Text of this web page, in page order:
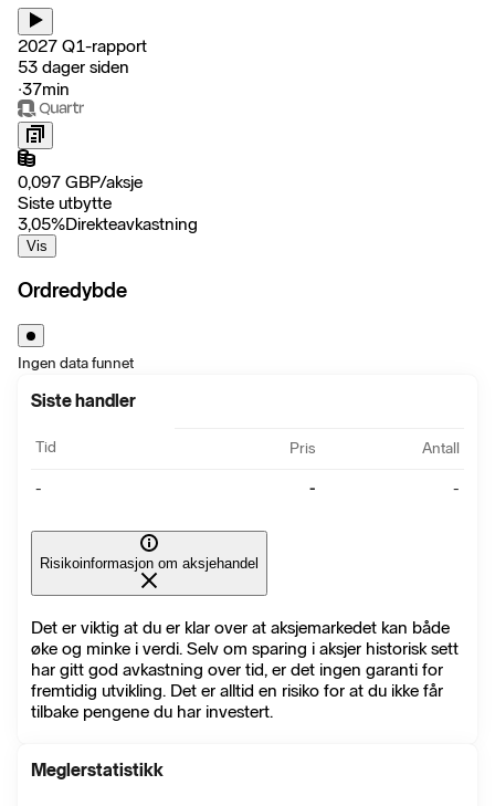
2027 Q1-rapport
53 dager siden
‧37min
0,097 GBP/aksje
Siste utbytte
3,05%Direkteavkastning
Vis
Ordredybde
Ingen data funnet
Siste handler
Tid Pris Antall
- - -
Risikoinformasjon om aksjehandel
Det er viktig at du er klar over at aksjemarkedet kan både
øke og minke i verdi. Selv om sparing i aksjer historisk sett
har gitt god avkastning over tid, er det ingen garanti for
fremtidig utvikling. Det er alltid en risiko for at du ikke får
tilbake pengene du har investert.
Meglerstatistikk